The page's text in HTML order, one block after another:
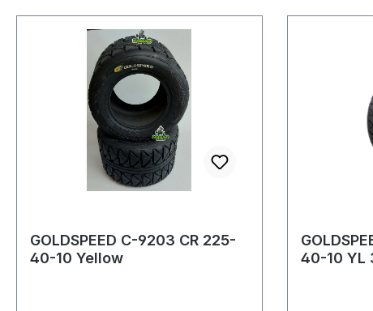
GOLDSPEED C-9203 CR 225-
40-10 Yellow
40-10 YL